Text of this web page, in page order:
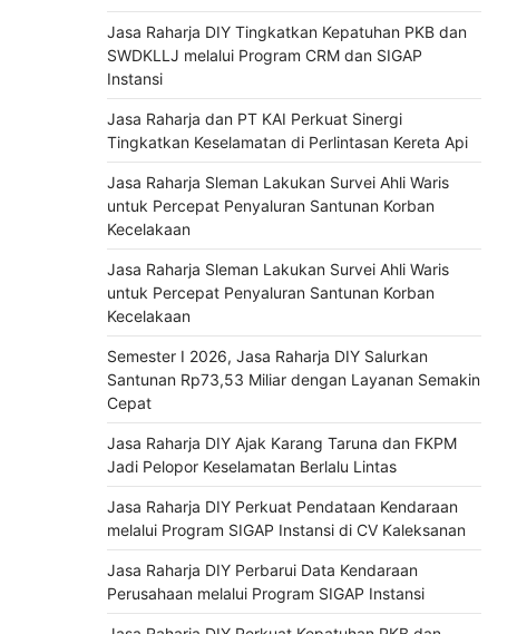
Jasa Raharja DIY Tingkatkan Kepatuhan PKB dan
SWDKLLJ melalui Program CRM dan SIGAP
Instansi
Jasa Raharja dan PT KAI Perkuat Sinergi
Tingkatkan Keselamatan di Perlintasan Kereta Api
Jasa Raharja Sleman Lakukan Survei Ahli Waris
untuk Percepat Penyaluran Santunan Korban
Kecelakaan
Jasa Raharja Sleman Lakukan Survei Ahli Waris
untuk Percepat Penyaluran Santunan Korban
Kecelakaan
Semester I 2026, Jasa Raharja DIY Salurkan
Santunan Rp73,53 Miliar dengan Layanan Semakin
Cepat
Jasa Raharja DIY Ajak Karang Taruna dan FKPM
Jadi Pelopor Keselamatan Berlalu Lintas
Jasa Raharja DIY Perkuat Pendataan Kendaraan
melalui Program SIGAP Instansi di CV Kaleksanan
Jasa Raharja DIY Perbarui Data Kendaraan
Perusahaan melalui Program SIGAP Instansi